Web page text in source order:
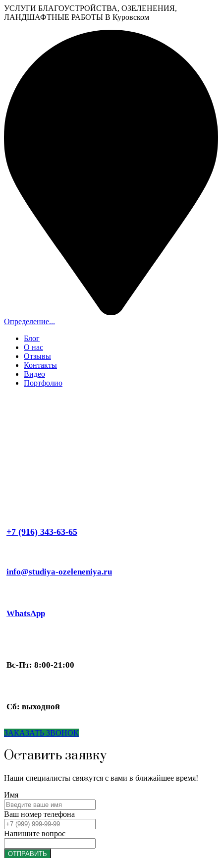
УСЛУГИ БЛАГОУСТРОЙСТВА, ОЗЕЛЕНЕНИЯ,
ЛАНДШАФТНЫЕ РАБОТЫ В Куровском
Определение...
Блог
О нас
Отзывы
Контакты
Видео
Портфолио
+7 (916) 343-63-65
info@studiya-ozeleneniya.ru
WhatsApp
Вс-Пт: 8:00-21:00
Сб: выходной
ЗАКАЗАТЬ ЗВОНОК
Оставить заявку
Наши специалисты свяжутся с вами в ближайшее время!
Имя
Ваш номер телефона
Напишите вопрос
ОТПРАВИТЬ